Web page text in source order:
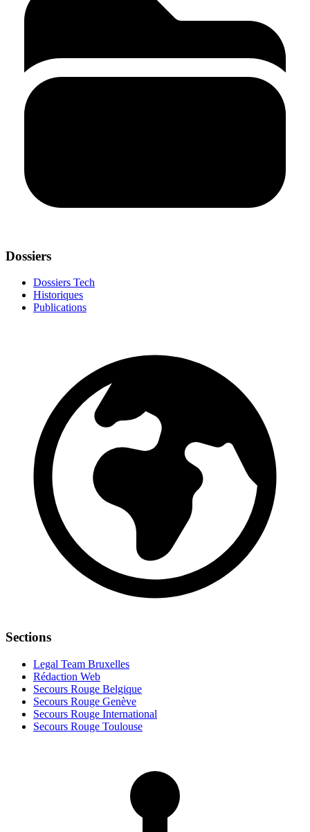
Dossiers
Dossiers Tech
Historiques
Publications
Sections
Legal Team Bruxelles
Rédaction Web
Secours Rouge Belgique
Secours Rouge Genève
Secours Rouge International
Secours Rouge Toulouse